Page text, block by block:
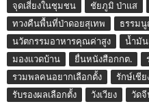
จุดเสี่ยงในชุมชน
ชัยภูมิ ป่าแส
ทวงคืนพื้นที่ป่าดอยสุเทพ
ธรรม
นวัตกรรมอาหารคุณค่าสูง
น้ำมั
มองแวดบ้าน
ยื่นหนังสือกกต.
รวมพลคนอยากเลือกตั้ง
รักษ์เชีย
รับรองผลเลือกตั้ง
วังเวียง วัดจี